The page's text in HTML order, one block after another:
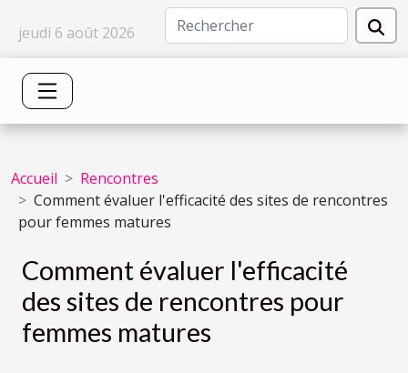
jeudi 6 août 2026
Accueil
Rencontres
Comment évaluer l'efficacité des sites de rencontres
pour femmes matures
Comment évaluer l'efficacité
des sites de rencontres pour
femmes matures